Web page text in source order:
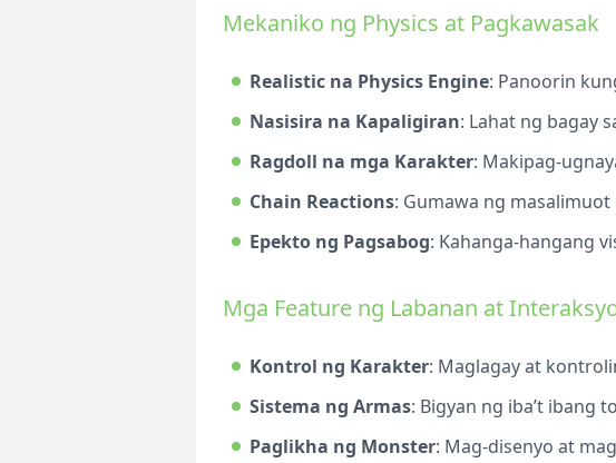
Mekaniko ng Physics at Pagkawasak
Realistic na Physics Engine: Panoorin
Nasisira na Kapaligiran: Lahat ng bagay
Ragdoll na mga Karakter: Makipag-
Chain Reactions: Gumawa ng
Epekto ng Pagsabog: Kahanga-hangang
Mga Feature ng Labanan at
Kontrol ng Karakter: Maglagay at
Sistema ng Armas: Bigyan ng iba’t ibang
Paglikha ng Monster: Mag-disenyo at